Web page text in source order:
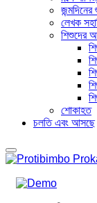
জন্মদিনের
লেখক
শিশুদের
শোকাহত
চলতি এবং আসছে